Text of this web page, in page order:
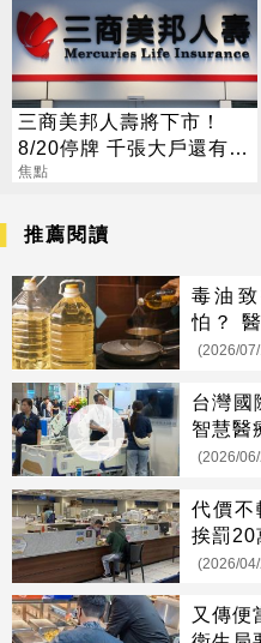
三商美邦人壽將下市！
8/20停牌 千張大戶還有
252人
焦點
推薦閱讀
毒油
怕？
危害
(2026/
台灣國
智慧醫
(2026/
代價不
挨罰20
(2026/
又傳便